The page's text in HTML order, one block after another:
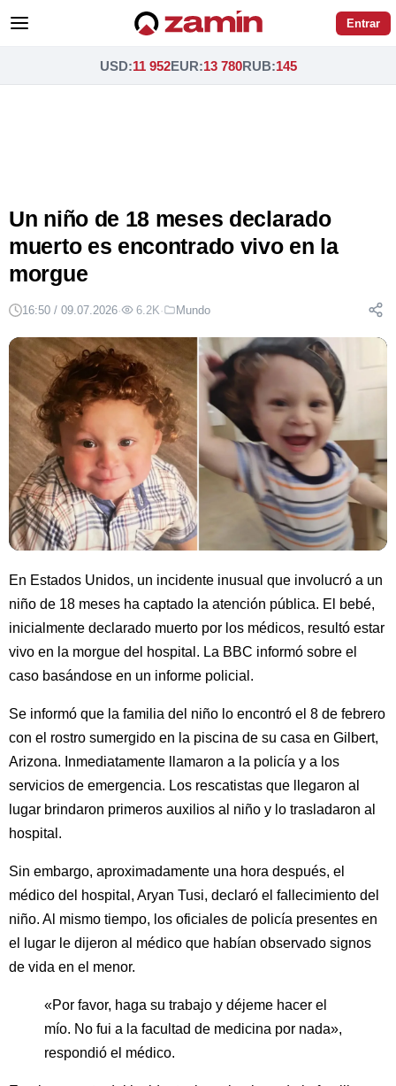
Entrar
USD:11 952EUR:13 780RUB:145
Un niño de 18 meses declarado
muerto es encontrado vivo en la
morgue
16:50 / 09.07.2026· 6.2K· Mundo
En Estados Unidos, un incidente inusual que involucró a un
niño de 18 meses ha captado la atención pública. El bebé,
inicialmente declarado muerto por los médicos, resultó estar
vivo en la morgue del hospital. La BBC informó sobre el
caso basándose en un informe policial.
Se informó que la familia del niño lo encontró el 8 de febrero
con el rostro sumergido en la piscina de su casa en Gilbert,
Arizona. Inmediatamente llamaron a la policía y a los
servicios de emergencia. Los rescatistas que llegaron al
lugar brindaron primeros auxilios al niño y lo trasladaron al
hospital.
Sin embargo, aproximadamente una hora después, el
médico del hospital, Aryan Tusi, declaró el fallecimiento del
niño. Al mismo tiempo, los oficiales de policía presentes en
el lugar le dijeron al médico que habían observado signos
de vida en el menor.
«Por favor, haga su trabajo y déjeme hacer el
mío. No fui a la facultad de medicina por nada»,
respondió el médico.